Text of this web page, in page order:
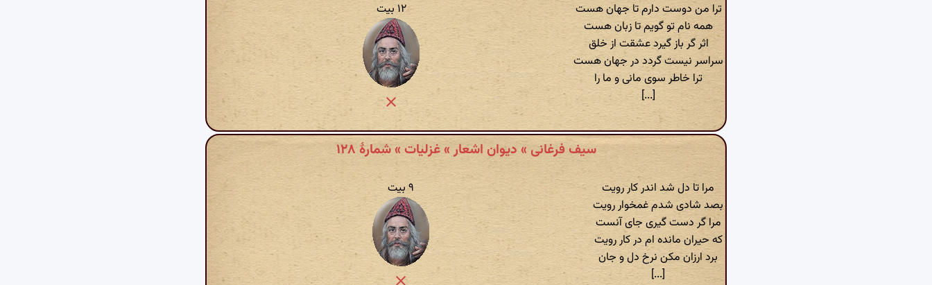
ترا من دوست دارم تا جهان هست
همه نام تو گویم تا زبان هست
اثر گر باز گیرد عشقت از خلق
سراسر نیست گردد در جهان هست
ترا خاطر سوی مانی و ما را
[...]
۱۲ بیت
سیف فرغانی » دیوان اشعار » غزلیات » شمارهٔ ۱۲۸
مرا تا دل شد اندر کار رویت
بصد شادی شدم غمخوار رویت
مرا گر دست گیری جای آنست
که حیران مانده ام در کار رویت
برد ارزان مکن نرخ دل و جان
[...]
۹ بیت